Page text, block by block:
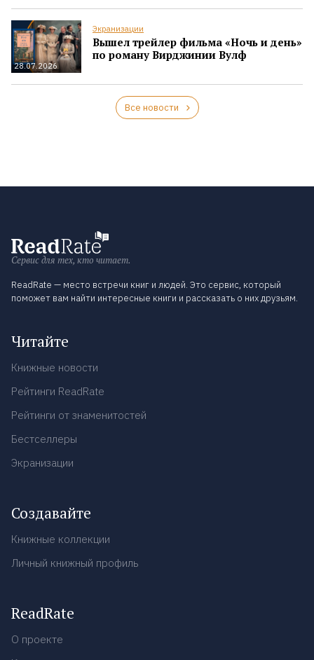
28.07.2026
Экранизации
Вышел трейлер фильма «Ночь и день»
по роману Вирджинии Вулф
Все новости
Сервис для тех, кто читает.
ReadRate — место встречи книг и людей. Это сервис, который
поможет вам найти интересные книги и рассказать о них друзьям.
Читайте
Книжные новости
Рейтинги ReadRate
Рейтинги от знаменитостей
Бестселлеры
Экранизации
Создавайте
Книжные коллекции
Личный книжный профиль
ReadRate
О проекте